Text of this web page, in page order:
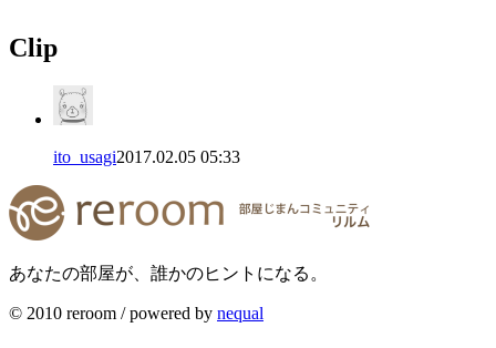
Clip
ito_usagi2017.02.05 05:33
あなたの部屋が、誰かのヒントになる。
© 2010 reroom / powered by nequal